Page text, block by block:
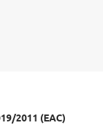
2011 (ЕАС)